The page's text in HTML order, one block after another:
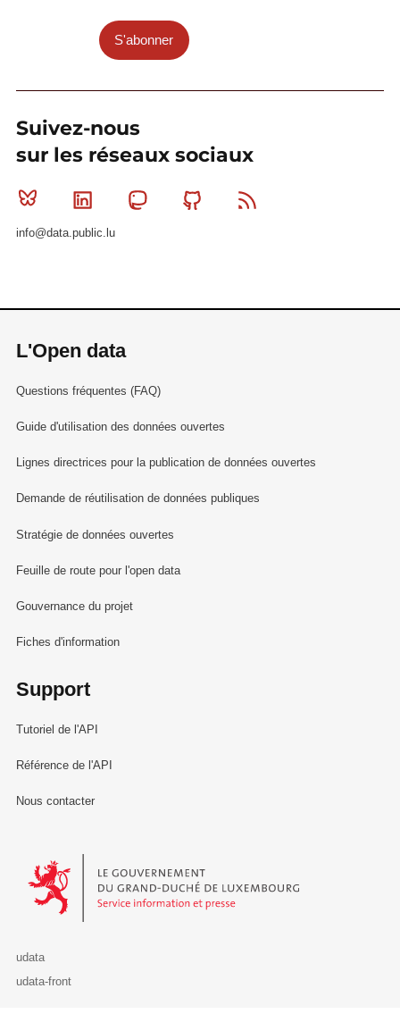
S'abonner
Suivez-nous
sur les réseaux sociaux
Bluesky Linkedin MastodonGithub
info@data.public.lu
L'Open data
Questions fréquentes (FAQ)
Guide d'utilisation des données ouvertes
Lignes directrices pour la publication de données ouvertes
Demande de réutilisation de données publiques
Stratégie de données ouvertes
Feuille de route pour l'open data
Gouvernance du projet
Fiches d'information
Support
Tutoriel de l'API
Référence de l'API
Nous contacter
Le Gouvernement du Grand-Duché de Luxembourg - Service
udata
udata-front